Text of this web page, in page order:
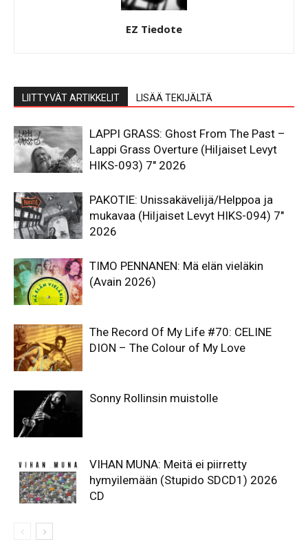
EZ Tiedote
LIITTYVÄT ARTIKKELIT LISÄÄ TEKIJÄLTÄ
LAPPI GRASS: Ghost From The Past –
Lappi Grass Overture (Hiljaiset Levyt
HIKS-093) 7″ 2026
PAKOTIE: Unissakävelijä/Helppoa ja
mukavaa (Hiljaiset Levyt HIKS-094) 7″
2026
TIMO PENNANEN: Mä elän vieläkin
(Avain 2026)
The Record Of My Life #70: CELINE
DION – The Colour of My Love
Sonny Rollinsin muistolle
VIHAN MUNA: Meitä ei piirretty
hymyilemään (Stupido SDCD1) 2026
CD